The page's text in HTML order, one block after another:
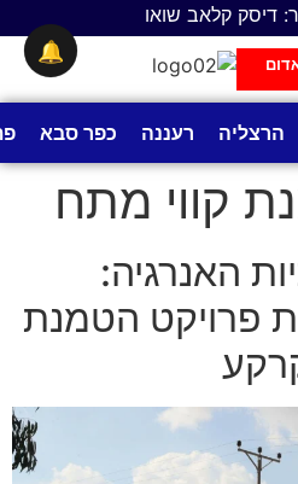
דיסק קלאב שואו
הרצליה רעננה כפר סבא
קווי מתח
האנרגיה:
פרויקט הטמנת
🔔